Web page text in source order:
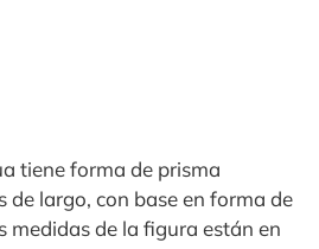
tiene forma de prisma
de largo, con base en forma de
medidas de la figura están en